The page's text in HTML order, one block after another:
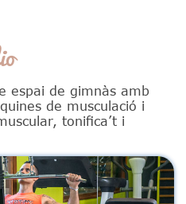
espai de gimnàs amb
de musculació i
tonifica’t i